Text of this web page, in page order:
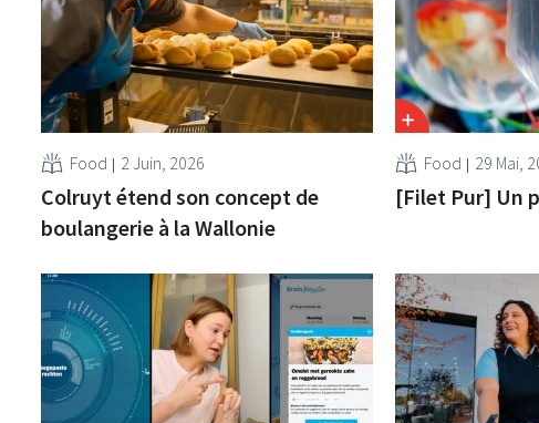
Food 2 Juin, 2026
Colruyt étend son concept de
boulangerie à la Wallonie
Food 29 Mai,
[Filet Pur] Un